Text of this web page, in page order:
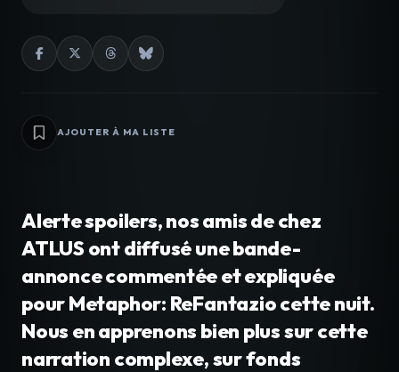
AJOUTER À MA LISTE
Alerte spoilers, nos amis de chez
ATLUS ont diffusé une bande-
annonce commentée et expliquée
pour Metaphor: ReFantazio cette nuit.
Nous en apprenons bien plus sur cette
narration complexe, sur fonds